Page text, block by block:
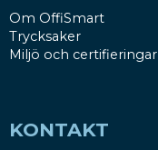
Om OffiSmart
Trycksaker
Miljö och certifieringar
KONTAKT